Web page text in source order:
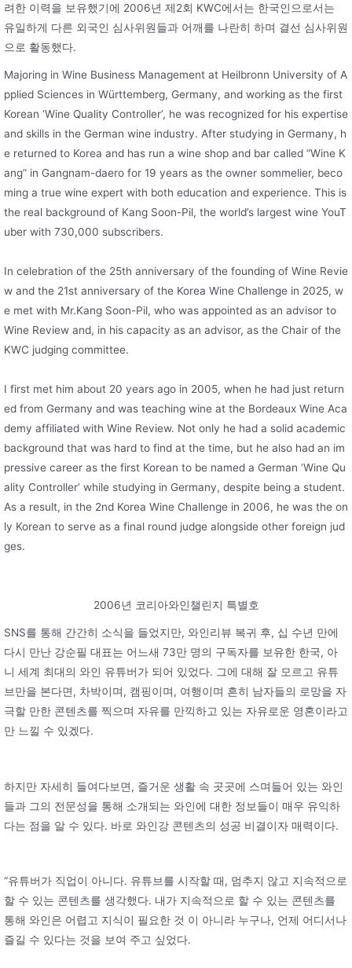
려한 이력을 보유했기에 2006년 제2회 KWC에서는 한국인으로서는
유일하게 다른 외국인 심사위원들과 어깨를 나란히 하며 결선 심사위원
으로 활동했다.
Majoring in Wine Business Management at Heilbronn University of A
pplied Sciences in Württemberg, Germany, and working as the first
Korean ‘Wine Quality Controller’, he was recognized for his expertise
and skills in the German wine industry. After studying in Germany, h
e returned to Korea and has run a wine shop and bar called “Wine K
ang” in Gangnam-daero for 19 years as the owner sommelier, beco
ming a true wine expert with both education and experience. This is
the real background of Kang Soon-Pil, the world’s largest wine YouT
uber with 730,000 subscribers.
In celebration of the 25th anniversary of the founding of Wine Revie
w and the 21st anniversary of the Korea Wine Challenge in 2025, w
e met with Mr.Kang Soon-Pil, who was appointed as an advisor to
Wine Review and, in his capacity as an advisor, as the Chair of the
KWC judging committee.
I first met him about 20 years ago in 2005, when he had just return
ed from Germany and was teaching wine at the Bordeaux Wine Aca
demy affiliated with Wine Review. Not only he had a solid academic
background that was hard to find at the time, but he also had an im
pressive career as the first Korean to be named a German ‘Wine Qu
ality Controller’ while studying in Germany, despite being a student.
As a result, in the 2nd Korea Wine Challenge in 2006, he was the on
ly Korean to serve as a final round judge alongside other foreign jud
ges.
2006년 코리아와인챌린지 특별호
SNS를 통해 간간히 소식을 들었지만, 와인리뷰 복귀 후, 십 수년 만에
다시 만난 강순필 대표는 어느새 73만 명의 구독자를 보유한 한국, 아
니 세계 최대의 와인 유튜버가 되어 있었다. 그에 대해 잘 모르고 유튜
브만을 본다면, 차박이며, 캠핑이며, 여행이며 흔히 남자들의 로망을 자
극할 만한 콘텐츠를 찍으며 자유를 만끽하고 있는 자유로운 영혼이라고
만 느낄 수 있겠다.
하지만 자세히 들여다보면, 즐거운 생활 속 곳곳에 스며들어 있는 와인
들과 그의 전문성을 통해 소개되는 와인에 대한 정보들이 매우 유익하
다는 점을 알 수 있다. 바로 와인강 콘텐츠의 성공 비결이자 매력이다.
“유튜버가 직업이 아니다. 유튜브를 시작할 때, 멈추지 않고 지속적으로
할 수 있는 콘텐츠를 생각했다. 내가 지속적으로 할 수 있는 콘텐츠를
통해 와인은 어렵고 지식이 필요한 것 이 아니라 누구나, 언제 어디서나
즐길 수 있다는 것을 보여 주고 싶었다.